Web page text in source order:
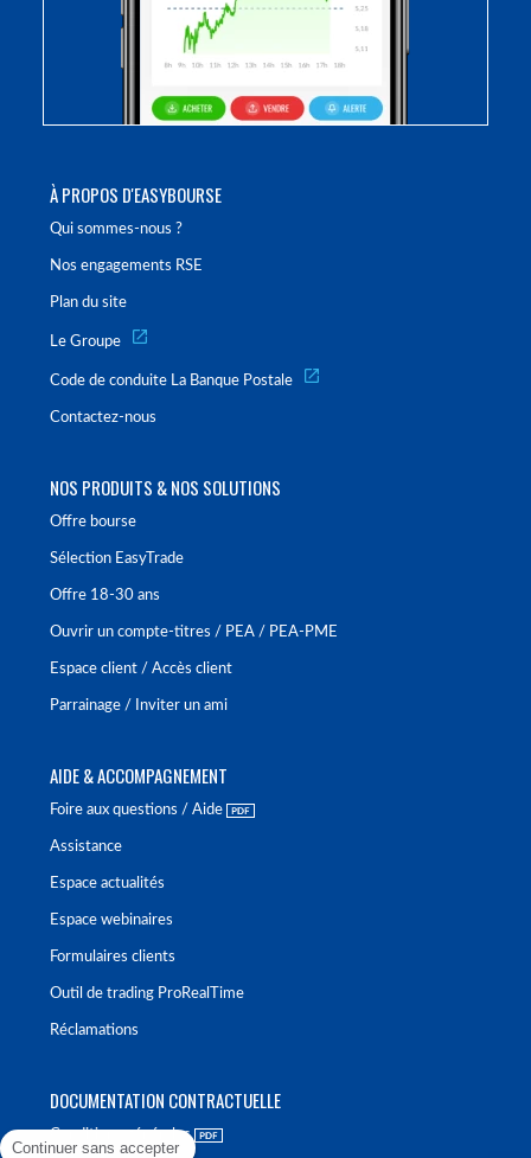
À PROPOS D'EASYBOURSE
Qui sommes-nous ?
Nos engagements RSE
Plan du site
Le Groupe
Code de conduite La Banque Postale
Contactez-nous
NOS PRODUITS & NOS SOLUTIONS
Offre bourse
Sélection EasyTrade
Offre 18-30 ans
Ouvrir un compte-titres / PEA / PEA-PME
Espace client / Accès client
Parrainage / Inviter un ami
AIDE & ACCOMPAGNEMENT
Foire aux questions / Aide
Assistance
Espace actualités
Espace webinaires
Formulaires clients
Outil de trading ProRealTime
Réclamations
DOCUMENTATION CONTRACTUELLE
Conditions générales
Continuer sans accepter